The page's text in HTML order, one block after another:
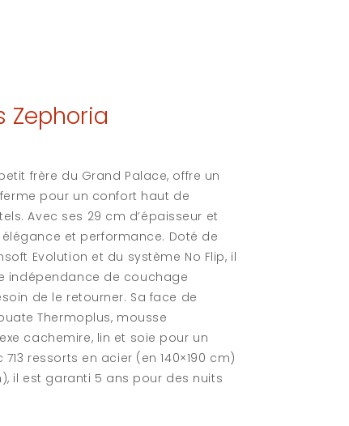
Zephoria
frère du Grand Palace, offre un
pour un confort haut de
Avec ses 29 cm d’épaisseur et
et performance. Doté de
Evolution et du système No Flip, il
indépendance de couchage
de le retourner. Sa face de
Thermoplus, mousse
cachemire, lin et soie pour un
ressorts en acier (en 140×190 cm)
il est garanti 5 ans pour des nuits